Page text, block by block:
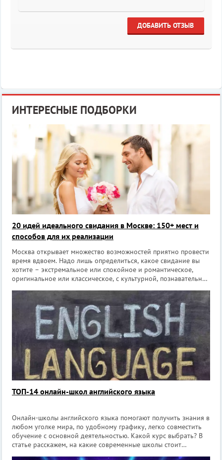
ДОБАВИТЬ ОТЗЫВ
ИНТЕРЕСНЫЕ ПОДБОРКИ
20 идей идеального свидания в Москве: 150+ мест и
способов для их реализации
Москва открывает множество возможностей приятно провести
время вдвоем. Надо лишь определиться, какое свидание вы
хотите – экстремальное или спокойное и романтическое,
оригинальное или классическое, с культурной, познавательной
помещении…. Мы ра
ТОП-14 онлайн-школ английского языка
Онлайн-школы английского языка помогают получить знания в
любом уголке мира, по удобному графику, легко совместить
обучение с основной деятельностью. Какой курс выбрать? В
статье расскажем, на какие современные школы стоит